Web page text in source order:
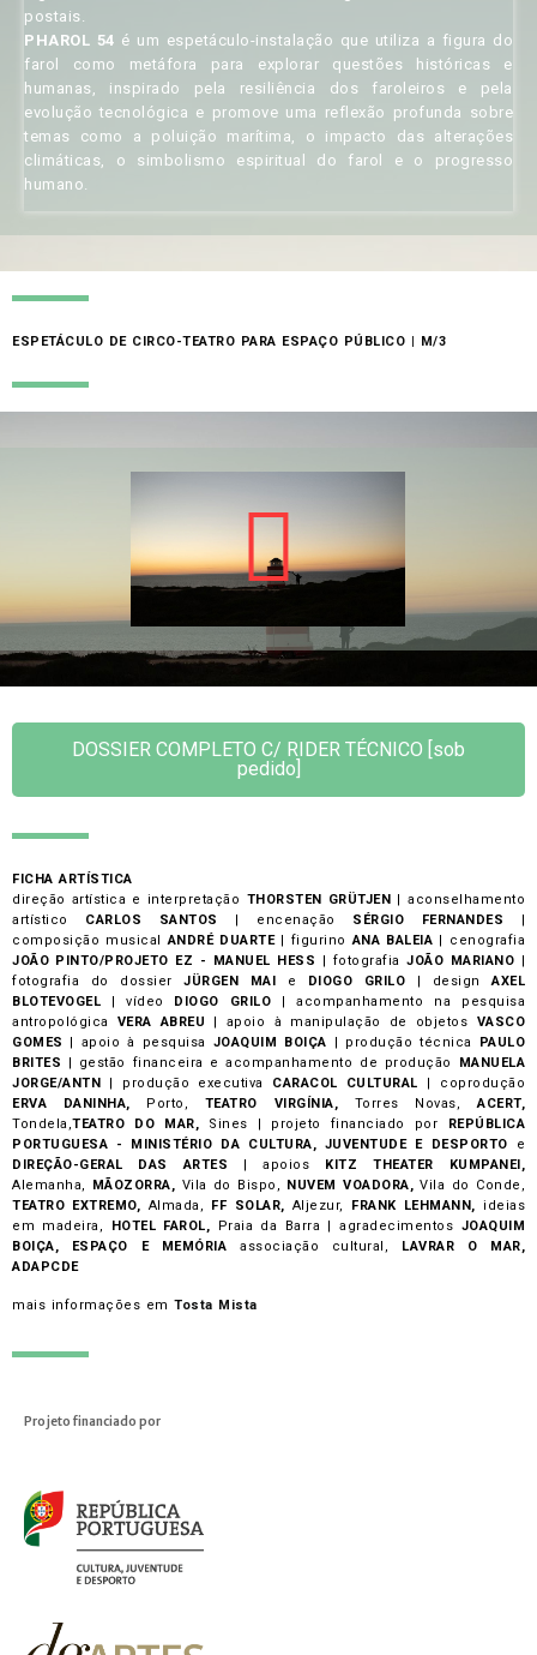
postais.
PHAROL 54 é um espetáculo-instalação que utiliza a figura do
farol como metáfora para explorar questões históricas e
humanas, inspirado pela resiliência dos faroleiros e pela
evolução tecnológica e promove uma reflexão profunda sobre
temas como a poluição marítima, o impacto das alterações
climáticas, o simbolismo espiritual do farol e o progresso
humano.
ESPETÁCULO DE CIRCO-TEATRO PARA ESPAÇO PÚBLICO | M/3
DOSSIER COMPLETO C/ RIDER TÉCNICO [sob
pedido]
FICHA ARTÍSTICA
direção artística e interpretação THORSTEN GRÜTJEN | aconselhamento
artístico CARLOS SANTOS | encenação SÉRGIO FERNANDES |
composição musicalANDRÉ DUARTE| figurinoANA BALEIA | cenografia
JOÃO PINTO/PROJETO EZ - MANUEL HESS | fotografiaJOÃO MARIANO |
fotografia do dossier JÜRGEN MAI e DIOGO GRILO | designAXEL
BLOTEVOGEL | vídeo DIOGO GRILO | acompanhamento na pesquisa
antropológica VERA ABREU | apoio à manipulação de objetos VASCO
GOMES
| apoio à pesquisa JOAQUIM BOIÇA | produção técnica
PAULO
BRITES | gestão financeira e acompanhamento de produção
MANUELA
JORGE/ANTN | produção executiva CARACOL CULTURAL | coprodução
ERVA DANINHA, Porto, TEATRO VIRGÍNIA, Torres Novas,ACERT,
Tondela,TEATRO DO MAR, Sines | projeto financiado por
REPÚBLICA
PORTUGUESA - MINISTÉRIO DA CULTURA, JUVENTUDE E DESPORTO
e
DIREÇÃO-GERAL DAS ARTES | apoios KITZ THEATER KUMPANEI,
Alemanha, MÃOZORRA, Vila do Bispo, NUVEM VOADORA,Vila do Conde,
TEATRO EXTREMO, Almada, FF SOLAR, Aljezur, FRANK LEHMANN, ideias
em madeira,
HOTEL FAROL, Praia da Barra | agradecimentos JOAQUIM
BOIÇA, ESPAÇO E MEMÓRIA associação cultural, LAVRAR O MAR,
ADAPCDE
mais informações em Tosta Mista
Projeto financiado por